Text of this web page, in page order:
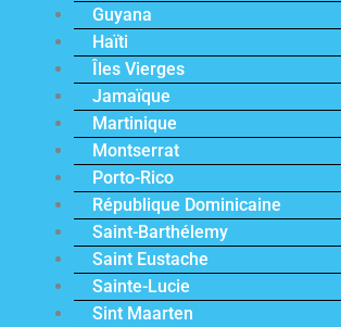
Guyana
Haïti
Îles Vierges
Jamaïque
Martinique
Montserrat
Porto-Rico
République Dominicaine
Saint-Barthélemy
Saint Eustache
Sainte-Lucie
Sint Maarten